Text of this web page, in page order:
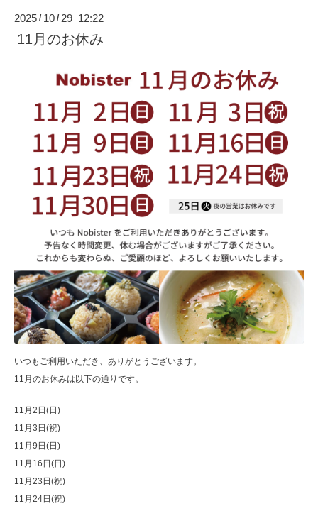
2025 / 10 / 29 12:22
11月のお休み
いつもご利用いただき、ありがとうございます。
11月のお休みは以下の通りです。
11月2日(日)
11月3日(祝)
11月9日(日)
11月16日(日)
11月23日(祝)
11月24日(祝)